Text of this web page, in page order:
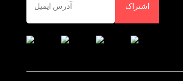
اشتراک